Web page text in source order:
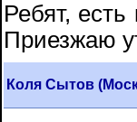
Ребят,
Приезжаю
Коля Сытов